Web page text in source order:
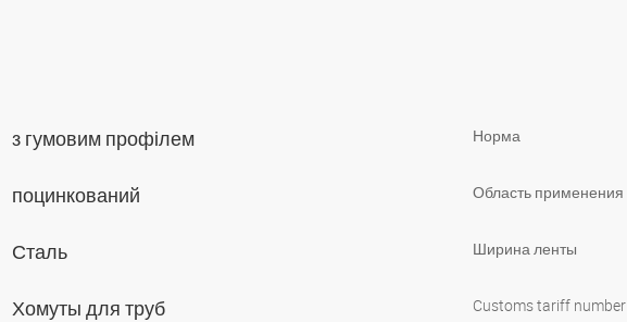
з гумовим профілем
поцинкований
Сталь
Хомуты для труб
Норма
Область применения
Ширина ленты
Customs tariff number